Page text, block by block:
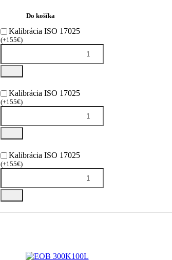
Do košíka
Kalibrácia ISO 17025
(+155€)
Kalibrácia ISO 17025
(+155€)
Kalibrácia ISO 17025
(+155€)